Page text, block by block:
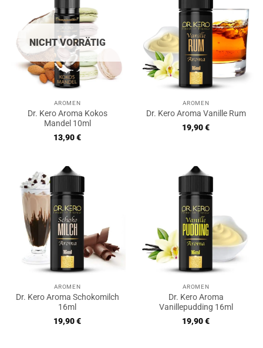
NICHT VORRÄTIG
AROMEN
Dr. Kero Aroma Kokos
Mandel 10ml
13,90€
AROMEN
Dr. Kero Aroma Vanille Rum
19,90€
AROMEN
Dr. Kero Aroma Schokomilch
16ml
19,90€
AROMEN
Dr. Kero Aroma
Vanillepudding 16ml
19,90€